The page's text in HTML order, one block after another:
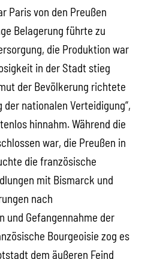
Paris von den Preußen
Belagerung führte zu
die Produktion war
in der Stadt stieg
der Bevölkerung richtete
der nationalen Verteidigung“,
hinnahm. Während die
war, die Preußen in
die französische
mit Bismarck und
nach
und Gefangennahme der
Bourgeoisie zog es
dem äußeren Feind